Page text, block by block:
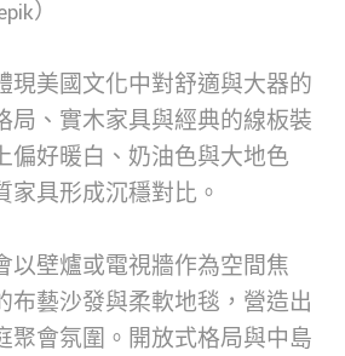
）
現美國文化中對舒適與大器的
局、實木家具與經典的線板裝
偏好暖白、奶油色與大地色
家具形成沉穩對比。
以壁爐或電視牆作為空間焦
布藝沙發與柔軟地毯，營造出
聚會氛圍。開放式格局與中島